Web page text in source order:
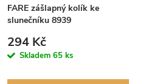
FARE zášlapný kolík ke
slunečníku 8939
294 Kč
Skladem 65 ks